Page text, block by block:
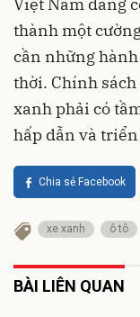
thành một
cần những
thời. Chính
xanh phải có
hấp dẫn và
Chia sẻ Facebook
xe xanh ô tô
BÀI LIÊN QUAN